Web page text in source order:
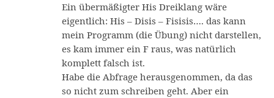
Ein übermäßigter His Dreiklang wäre
eigentlich: His – Disis – Fisisis…. das kann
mein Programm (die Übung) nicht darstellen,
es kam immer ein F raus, was natürlich
komplett falsch ist.
Habe die Abfrage herausgenommen, da das
so nicht zum schreiben geht. Aber ein